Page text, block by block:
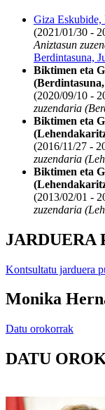
Giza Eskubide,
(2021/01/30 -
Aniztasun
Berdintasuna,
Biktimen eta
(2020/09/10 -
zuzendaria
Biktimen eta
(2016/11/27 -
zuzendaria
Biktimen eta
(2013/02/01 -
zuzendaria
JARDUERA
Kontsultatu jarduera
Monika
Datu orokorrak
DATU